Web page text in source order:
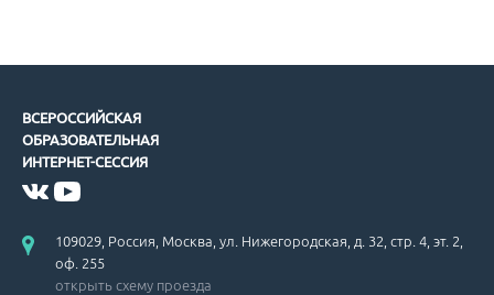
ВСЕРОССИЙСКАЯ
ОБРАЗОВАТЕЛЬНАЯ
ИНТЕРНЕТ-СЕССИЯ
109029, Россия, Москва, ул. Нижегородская, д. 32, стр. 4, эт. 2,
оф. 255
открыть схему проезда